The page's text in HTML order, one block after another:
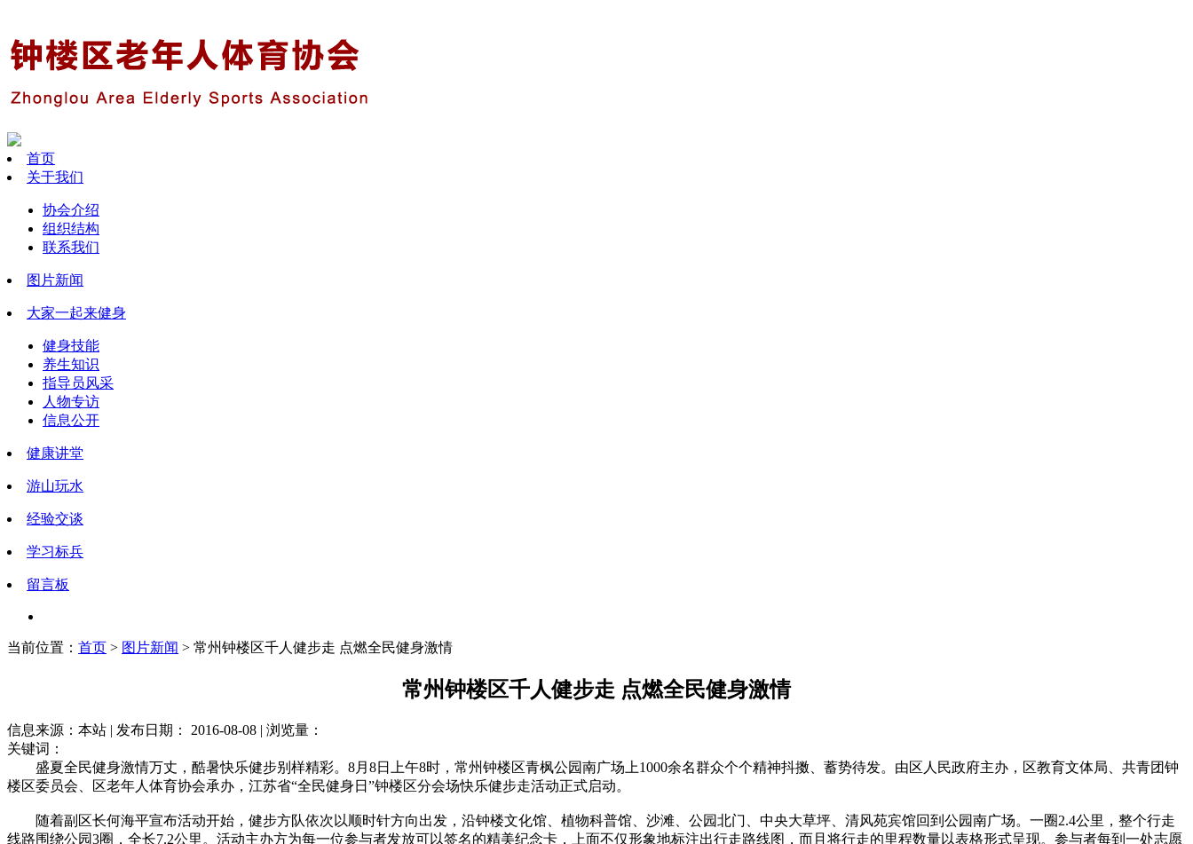
首页
关于我们
协会介绍
组织结构
联系我们
图片新闻
大家一起来健身
健身技能
养生知识
指导员风采
人物专访
信息公开
健康讲堂
游山玩水
经验交谈
学习标兵
留言板
当前位置： 首页 > 图片新闻 > 常州钟楼区千人健步走 点燃全民健身激情
常州钟楼区千人健步走 点燃全民健身激情
信息来源：本站 | 发布日期： 2016-08-08 | 浏览量：
关键词：
盛夏全民健身激情万丈，酷暑快乐健步别样精彩。8月8日上午8时，常州钟楼区青枫公园南广场上1000余名群众个个精神抖擞、蓄势待发。由区人民政府主办，区教育文体局、共青团钟
楼区委员会、区老年人体育协会承办，江苏省“全民健身日”钟楼区分会场快乐健步走活动正式启动。
随着副区长何海平宣布活动开始，健步方队依次以顺时针方向出发，沿钟楼文化馆、植物科普馆、沙滩、公园北门、中央大草坪、清风苑宾馆回到公园南广场。一圈2.4公里，整个行走
线路围绕公园3圈，全长7.2公里。活动主办方为每一位参与者发放可以签名的精美纪念卡，上面不仅形象地标注出行走路线图，而且将行走的里程数量以表格形式呈现。参与者每到一处志愿